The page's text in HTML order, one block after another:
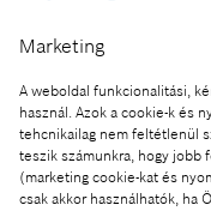
Marketing
A weboldal funkcionalitási,
használ. Azok a cookie-k és
tehcnikailag nem feltétlenül
teszik számunkra, hogy jobb
(marketing cookie-kat és
csak akkor használhatók, ha
Csajok a
Középiskolás
benneteket
kézből láthatjátok a
autóelektronikai